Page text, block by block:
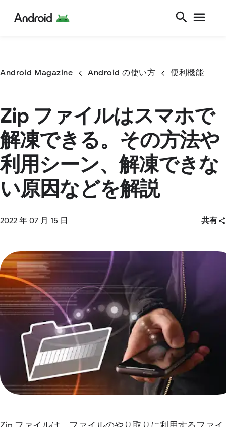
Android Magazine Android の使い方 便利機能
Zip ファイルはスマホで
解凍できる。その方法や
利用シーン、解凍できな
い原因などを解説
2022 年 07 月 15 日 共有